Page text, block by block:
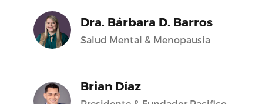
Dra. Bárbara D. Barros
Salud Mental & Menopausia
Brian Díaz